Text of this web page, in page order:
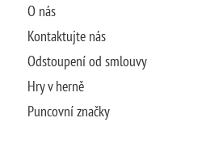
O nás
Kontaktujte nás
Odstoupení od smlouvy
Hry v herně
Puncovní značky